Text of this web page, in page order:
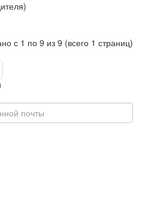
с 1 по 9 из 9 (всего 1 страниц)